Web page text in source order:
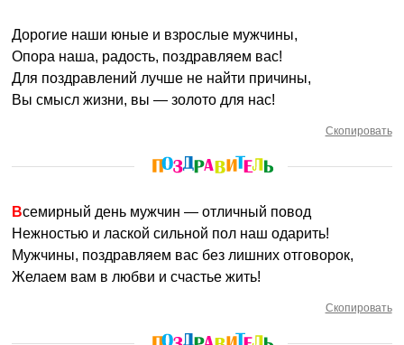
Дорогие наши юные и взрослые мужчины,
Опора наша, радость, поздравляем вас!
Для поздравлений лучше не найти причины,
Вы смысл жизни, вы — золото для нас!
Скопировать
Всемирный день мужчин — отличный повод
Нежностью и лаской сильной пол наш одарить!
Мужчины, поздравляем вас без лишних отговорок,
Желаем вам в любви и счастье жить!
Скопировать